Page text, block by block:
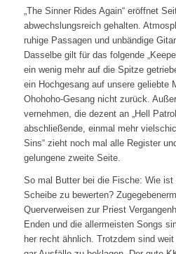
„The Sinner Rides Again“ eröffnet
abwechslungsreich gehalten.
ruhige Passagen und unbändige
Dasselbe gilt für das folgende
ein wenig mehr auf die Spitze
ein Hochgesang auf unsere geliebte
Ohohoho-Gesang nicht zurück.
vernehmen, die dezent an „Hell
abschließende, einmal mehr
Sins“ zieht noch mal alle Register
gelungene zweite Seite.
So mal Butter bei die Fische: Wie ist
Scheibe zu bewerten?
Querverweisen zur Priest
Enden und die allermeisten Songs
her recht ähnlich. Trotzdem sind